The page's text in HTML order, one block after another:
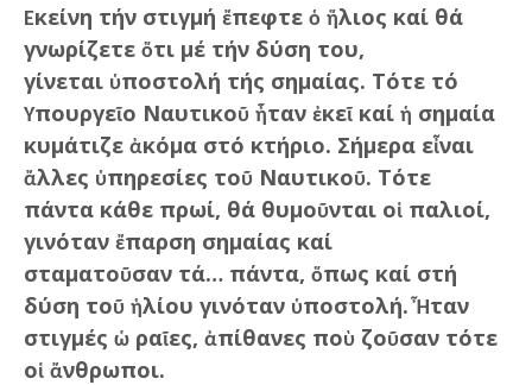
Ἐκείνη τήν στιγμή ἔπεφτε ὁ ἥλιος καί θά
γνωρίζετε ὅτι μέ τήν δύση του,
γίνεται ὑποστολή τής σημαίας. Τότε τό
Ὑπουργεῖο Ναυτικοῦ ἦταν ἐκεῖ καί ἡ σημαία
κυμάτιζε ἀκόμα στό κτήριο. Σήμερα εἶναι
ἄλλες ὑπηρεσίες τοῦ Ναυτικοῦ. Τότε
πάντα κάθε πρωί, θά θυμοῦνται οἱ παλιοί,
γινόταν ἔπαρση σημαίας καί
σταματοῦσαν τά… πάντα, ὅπως καί στή
δύση τοῦ ἡλίου γινόταν ὑποστολή. Ἦταν
στιγμές ὡ ραῖες, ἀπίθανες ποὺ ζοῦσαν τότε
οἱ ἄνθρωποι.